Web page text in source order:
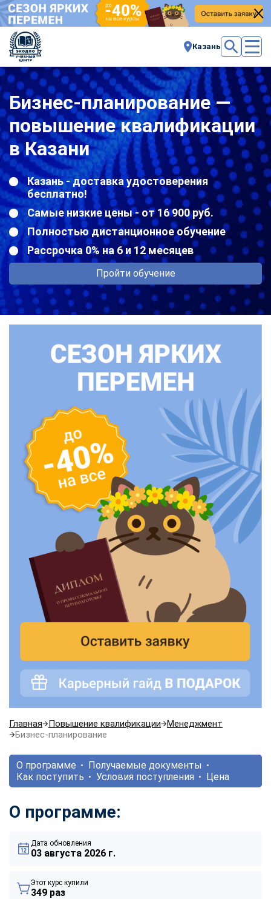
Казань
Бизнес-планирование —
повышение квалификации
в Казани
Казань - доставка удостоверения
бесплатно!
Самые низкие цены - от 16 900 руб.
Полностью дистанционное обучение
Рассрочка 0% на 6 и 12 месяцев
Пройти обучение
Главная Повышение квалификации
Менеджмент
Бизнес-планирование
О программе
Получаемые документы
Как поступить
Условия поступления Цена
О программе:
Дата обновления
03 августа 2026 г.
Этот курс купили
349 раз